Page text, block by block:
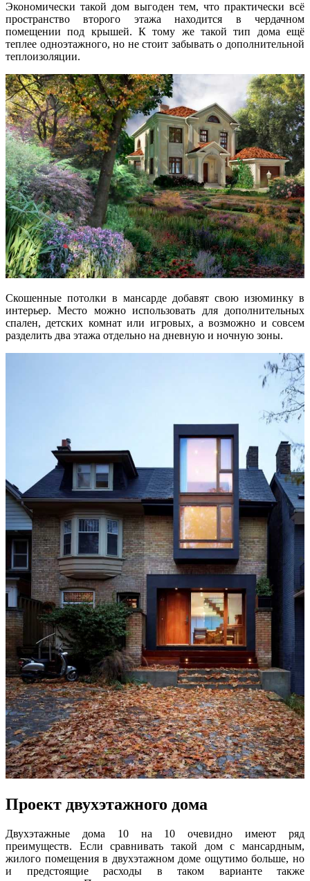
Экономически такой дом выгоден тем, что практически всё
пространство второго этажа находится в чердачном
помещении под крышей. К тому же такой тип дома ещё
теплее одноэтажного, но не стоит забывать о дополнительной
теплоизоляции.
Скошенные потолки в мансарде добавят свою изюминку в
интерьер. Место можно использовать для дополнительных
спален, детских комнат или игровых, а возможно и совсем
разделить два этажа отдельно на дневную и ночную зоны.
Проект двухэтажного дома
Двухэтажные дома 10 на 10 очевидно имеют ряд
преимуществ. Если сравнивать такой дом с мансардным,
жилого помещения в двухэтажном доме ощутимо больше, но
и предстоящие расходы в таком варианте также